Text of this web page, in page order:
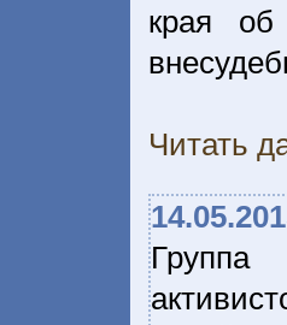
края об
Читать
Группа